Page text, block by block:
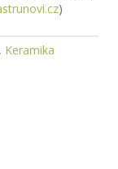
)
, Keramika